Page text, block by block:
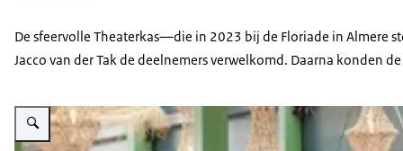
De sfeervolle Theaterkas—die in 2023 bij de Floriade in Almere
Jacco van der Tak de deelnemers verwelkomd. Daarna konden
Vergroot afbeelding Deelnemers bij het LVVN Attaché Netwerk